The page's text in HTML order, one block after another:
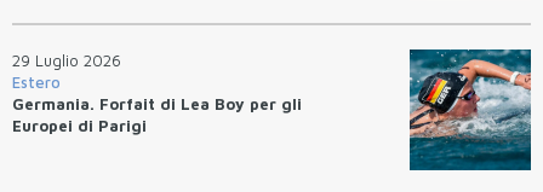
29 Luglio 2026
Estero
Germania. Forfait di Lea Boy per gli
Europei di Parigi